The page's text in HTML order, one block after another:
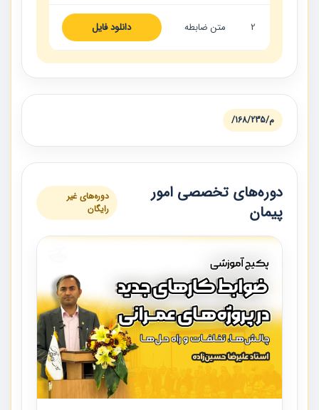
2 متن ضابطه دانلود فایل
م/168/235/
دوره‌های تخصصی امور
پیمان
دوره‌های غیر
رایگان